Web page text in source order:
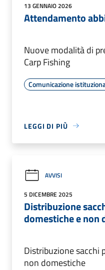
13 GENNAIO 2026
Attendamento
Nuove modalità di
Carp Fishing
Comunicazione
LEGGI DI PIÙ
AVVISI
5 DICEMBRE 2025
Distribuzione
domestiche e non
Distribuzione sacchi
non domestiche